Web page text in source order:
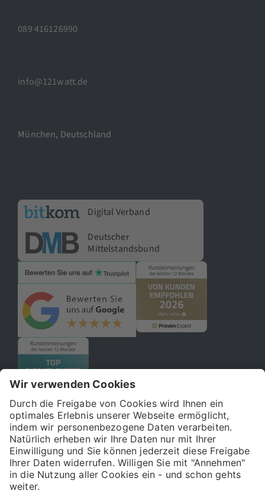
089 416126990
info@121watt.de
München, Deutschland
Digital Verband
Deutscher
Mittelstandsbund
© 2026 121WATT GmbH